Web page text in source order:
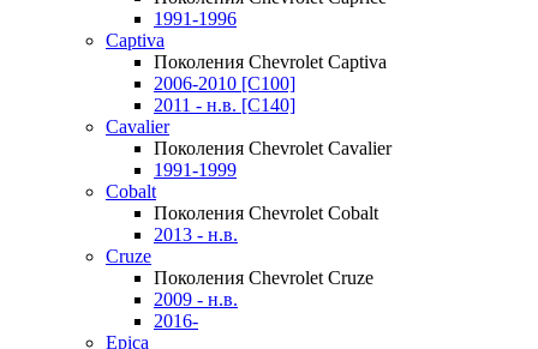
1991-1996
Captiva
Поколения Chevrolet Captiva
2006-2010 [C100]
2011 - н.в. [C140]
Cavalier
Поколения Chevrolet Cavalier
1991-1999
Cobalt
Поколения Chevrolet Cobalt
2013 - н.в.
Cruze
Поколения Chevrolet Cruze
2009 - н.в.
2016-
Epica